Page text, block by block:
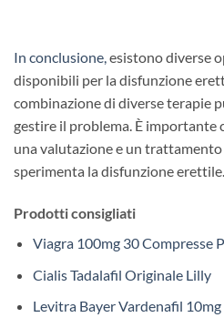
In conclusione,esistono diverse
disponibili per la disfunzione
combinazione di diverse terapie
gestire il problema. È importante
una valutazione e un
sperimenta la disfunzione erettile.
Prodotti consigliati
Viagra 100mg 30 Compresse
Cialis Tadalafil Originale Lilly
Levitra Bayer Vardenafil